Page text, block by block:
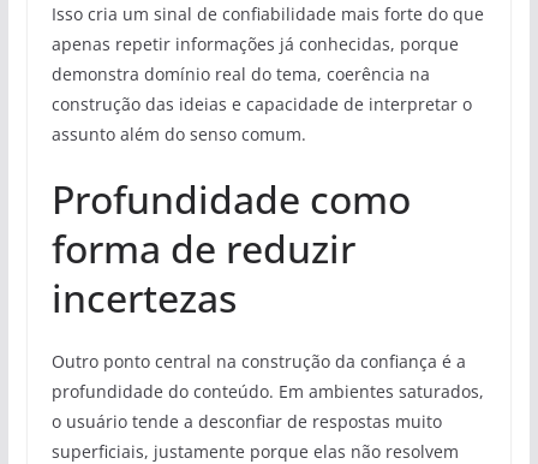
Isso cria um sinal de confiabilidade mais forte do que
apenas repetir informações já conhecidas, porque
demonstra domínio real do tema, coerência na
construção das ideias e capacidade de interpretar o
assunto além do senso comum.
Profundidade como
forma de reduzir
incertezas
Outro ponto central na construção da confiança é a
profundidade do conteúdo. Em ambientes saturados,
o usuário tende a desconfiar de respostas muito
superficiais, justamente porque elas não resolvem